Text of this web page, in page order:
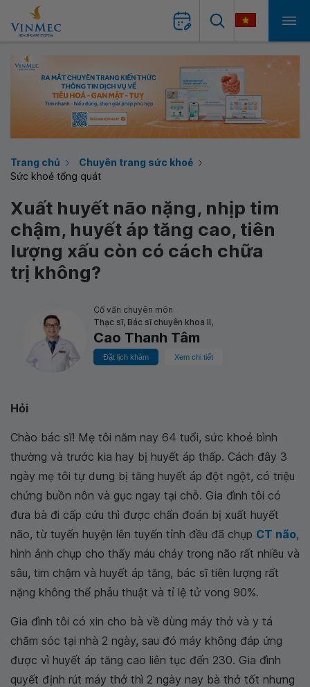
Trang chủ
Chuyên trang sức khoẻ
Sức khoẻ tổng quát
Xuất huyết não nặng, nhịp tim
chậm, huyết áp tăng cao, tiên
lượng xấu còn có cách chữa
trị không?
Cố vấn chuyên môn
Thạc sĩ, Bác sĩ chuyên khoa II,
Cao Thanh Tâm
Đặt lịch khám Xem chi tiết
Hỏi
Chào bác sĩ! Mẹ tôi năm nay 64 tuổi, sức khoẻ bình
thường và trước kia hay bị huyết áp thấp. Cách đây 3
ngày mẹ tôi tự dưng bị tăng huyết áp đột ngột, có triệu
chứng buồn nôn và gục ngay tại chỗ. Gia đình tôi có
đưa bà đi cấp cứu thì được chẩn đoán bị xuất huyết
não, từ tuyến huyện lên tuyến tỉnh đều đã chụp CT não,
hình ảnh chụp cho thấy máu chảy trong não rất nhiều và
sâu, tim chậm và huyết áp tăng, bác sĩ tiên lượng rất
nặng không thể phẫu thuật và tỉ lệ tử vong 90%.
Gia đình tôi có xin cho bà về dùng máy thở và y tá
chăm sóc tại nhà 2 ngày, sau đó máy không đáp ứng
được vì huyết áp tăng cao liên tục đến 230. Gia đình
quyết định rút máy thở thì 2 ngày nay bà thở tốt nhưng